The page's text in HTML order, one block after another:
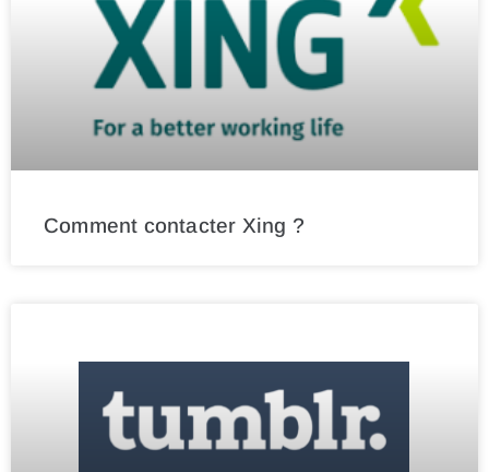
Comment contacter Xing ?